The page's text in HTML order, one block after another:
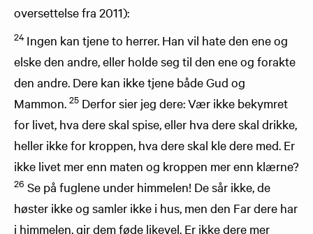
oversettelse fra 2011):
24 Ingen kan tjene to herrer. Han vil hate den ene og
elske den andre, eller holde seg til den ene og forakte
den andre. Dere kan ikke tjene både Gud og
Mammon. 25 Derfor sier jeg dere: Vær ikke bekymret
for livet, hva dere skal spise, eller hva dere skal drikke,
heller ikke for kroppen, hva dere skal kle dere med. Er
ikke livet mer enn maten og kroppen mer enn klærne?
26 Se på fuglene under himmelen! De sår ikke, de
høster ikke og samler ikke i hus, men den Far dere har
i himmelen, gir dem føde likevel. Er ikke dere mer